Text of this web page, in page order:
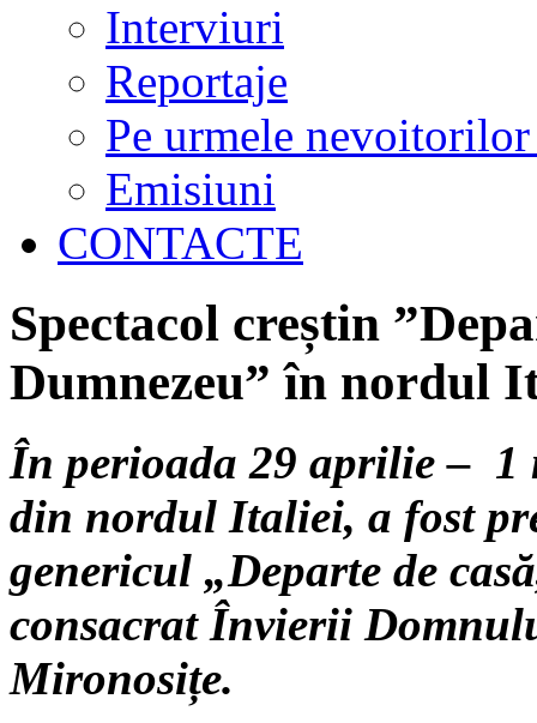
Interviuri
Reportaje
Pe urmele nevoitorilor
Emisiuni
CONTACTE
Spectacol creștin
Dumnezeu” în nordul
În perioada 29 aprilie– 1
din nordul Italiei, a fost
genericul „Departe de
consacrat Învierii
Mironosițe.